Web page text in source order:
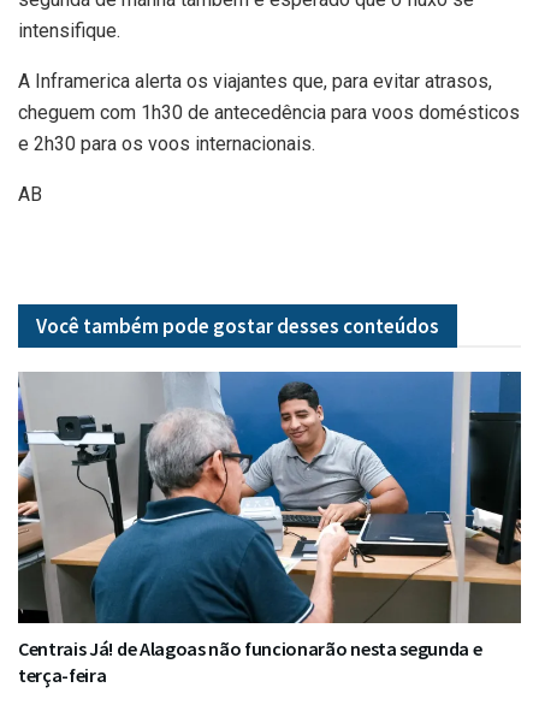
intensifique.
A Inframerica alerta os viajantes que, para evitar atrasos,
cheguem com 1h30 de antecedência para voos domésticos
e 2h30 para os voos internacionais.
AB
Você também pode gostar desses conteúdos
Centrais Já! de Alagoas não funcionarão nesta segunda e
terça-feira